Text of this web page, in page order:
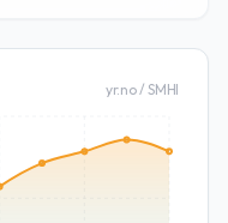
yr.no / SMHI